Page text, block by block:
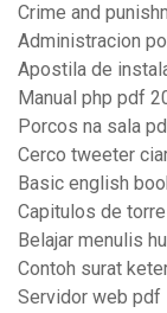
Crime and
Administracion
Apostila de
Manual php pdf
Porcos na sala
Cerco tweeter
Basic english
Capitulos de torre
Belajar menulis
Contoh surat
Servidor web pdf